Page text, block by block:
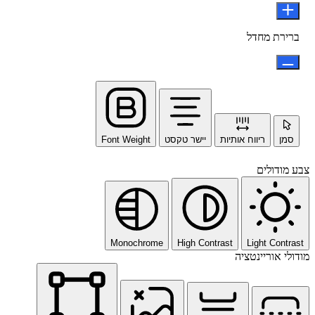
ברירת מחדל
סמן ריווח אותיות יישר טקסט Font Weight
צבע מודולים
Light Contrast
High Contrast
Monochrome
מודולי אוריינטציה